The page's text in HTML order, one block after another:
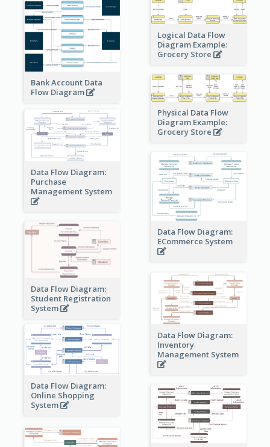
Bank Account Data
Flow Diagram
Logical Data Flow
Diagram Example:
Grocery Store
Physical Data Flow
Diagram Example:
Grocery Store
Data Flow Diagram:
Purchase
Management System
Data Flow Diagram:
ECommerce System
Data Flow Diagram:
Student Registration
System
Data Flow Diagram:
Inventory
Management System
Data Flow Diagram:
Online Shopping
System